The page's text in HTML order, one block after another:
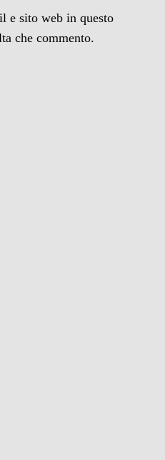
e sito web in questo
che commento.